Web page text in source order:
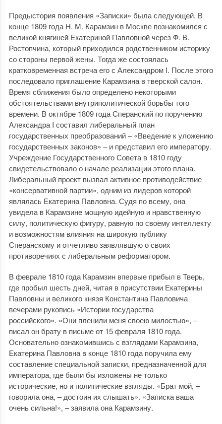
Предыстория появления «Записки» была следующей. В
конце 1809 года Н. М. Карамзин в Москве познакомился с
великой княгиней Екатериной Павловной через Ф. В.
Ростопчина, который приходился родственником историку
со стороны первой жены. Тогда же состоялась
кратковременная встреча его с Александром I. После этого
последовало приглашение Карамзина в тверской салон.
Время сближения было определено некоторыми
обстоятельствами внутриполитической борьбы того
времени. В октябре 1809 года Сперанский по поручению
Александра I составил либеральный план
государственных преобразований – «Введение к уложению
государственных законов» – и представил его императору.
Учреждение Государственного Совета в 1810 году
свидетельствовало о начале реализации этого плана.
Либеральный проект вызвал активное противодействие
«консервативной партии», одним из лидеров которой
являлась Екатерина Павловна. Судя по всему, она
увидела в Карамзине мощную идейную и нравственную
силу, политическую фигуру, равную по своему интеллекту
и возможностям влияния на широкую публику
Сперанскому и отчетливо заявлявшую о своих
противоречиях с либеральным реформатором.
В феврале 1810 года Карамзин впервые прибыл в Тверь,
где пробыл шесть дней, читая в присутствии Екатерины
Павловны и великого князя Константина Павловича
вечерами рукопись «Истории государства
российского». «Они пленили меня своею милостью», –
писал он брату в письме от 15 февраля 1810 года.
Основательно ознакомившись с взглядами Карамзина,
Екатерина Павловна в конце 1810 года поручила ему
составление специальной записки, предназначенной для
императора, где были бы изложены не только
исторические, но и политические взгляды. «Брат мой, –
говорила она, – достоин их слышать». «Записка ваша
очень сильна!», – заявила она Карамзину.